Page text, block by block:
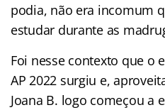
podia, não era incomum
estudar durante as
Foi nesse contexto que o
AP 2022 surgiu e,
Joana B. logo começou a